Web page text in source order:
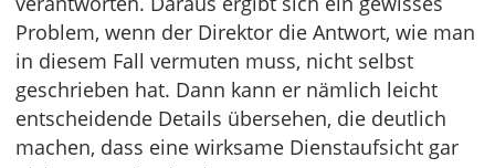
Problem, wenn der Direktor die Antwort, wie man
in diesem Fall vermuten muss, nicht selbst
geschrieben hat. Dann kann er nämlich leicht
entscheidende Details übersehen, die deutlich
machen, dass eine wirksame Dienstaufsicht gar